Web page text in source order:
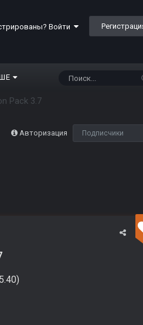
Войти
Pack 3.7
Авторизация Подписчики